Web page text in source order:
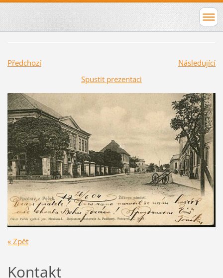
Předchozí
Následující
Spustit prezentaci
« Zpět
Kontakt